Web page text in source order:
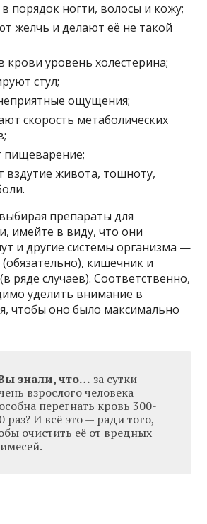
порядок ногти, волосы и кожу;
желчь и делают её не такой
крови уровень холестерина;
стул;
ощущения;
скорость метаболических
пищеварение;
вздутие живота, тошноту,
препараты для
имейте в виду, что они
и другие системы организма —
кишечник и
ряде случаев). Соответственно,
уделить внимание в
чтобы оно было максимально
знали, что… за сутки
взрослого человека
перегнать кровь 300-
раз? И всё это — ради того,
очистить её от вредных